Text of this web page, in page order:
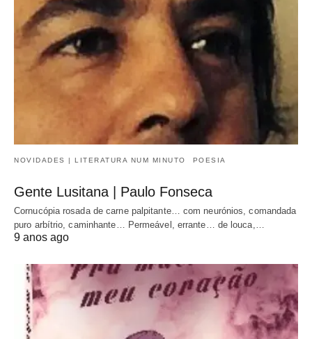
NOVIDADES | LITERATURA NUM MINUTO POESIA
Gente Lusitana | Paulo Fonseca
Cornucópia rosada de carne palpitante… com neurónios, comandada
puro arbítrio, caminhante… Permeável, errante… de louca,…
9 anos ago